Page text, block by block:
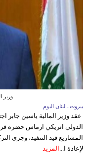
وزير
بيروت ـ لبنان اليوم
عقد وزير المالية ياسين جابر
الدولي انريكي ارماس حضره
لإعادة ا... المزيد